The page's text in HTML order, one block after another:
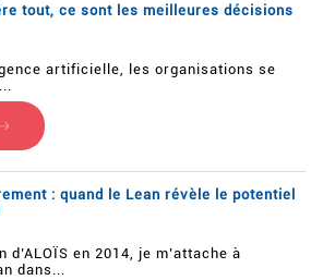
tout, ce sont les meilleures décisions
artificielle, les organisations se
: quand le Lean révèle le potentiel
d’ALOÏS en 2014, je m’attache à
dans...